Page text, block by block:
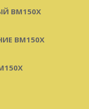
BM150X
BM150X